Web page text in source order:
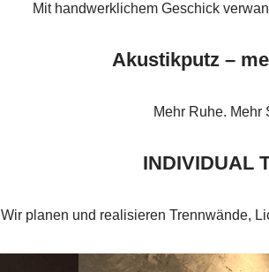
Mit handwerklichem Geschick
Akustikputz –
Mehr Ruhe. Mehr
INDIVIDUAL
Wir planen und realisieren Trennwände,